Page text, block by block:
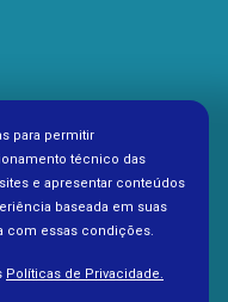
para permitir
técnico das
e apresentar conteúdos
baseada em suas
com essas condições.
Políticas de Privacidade.